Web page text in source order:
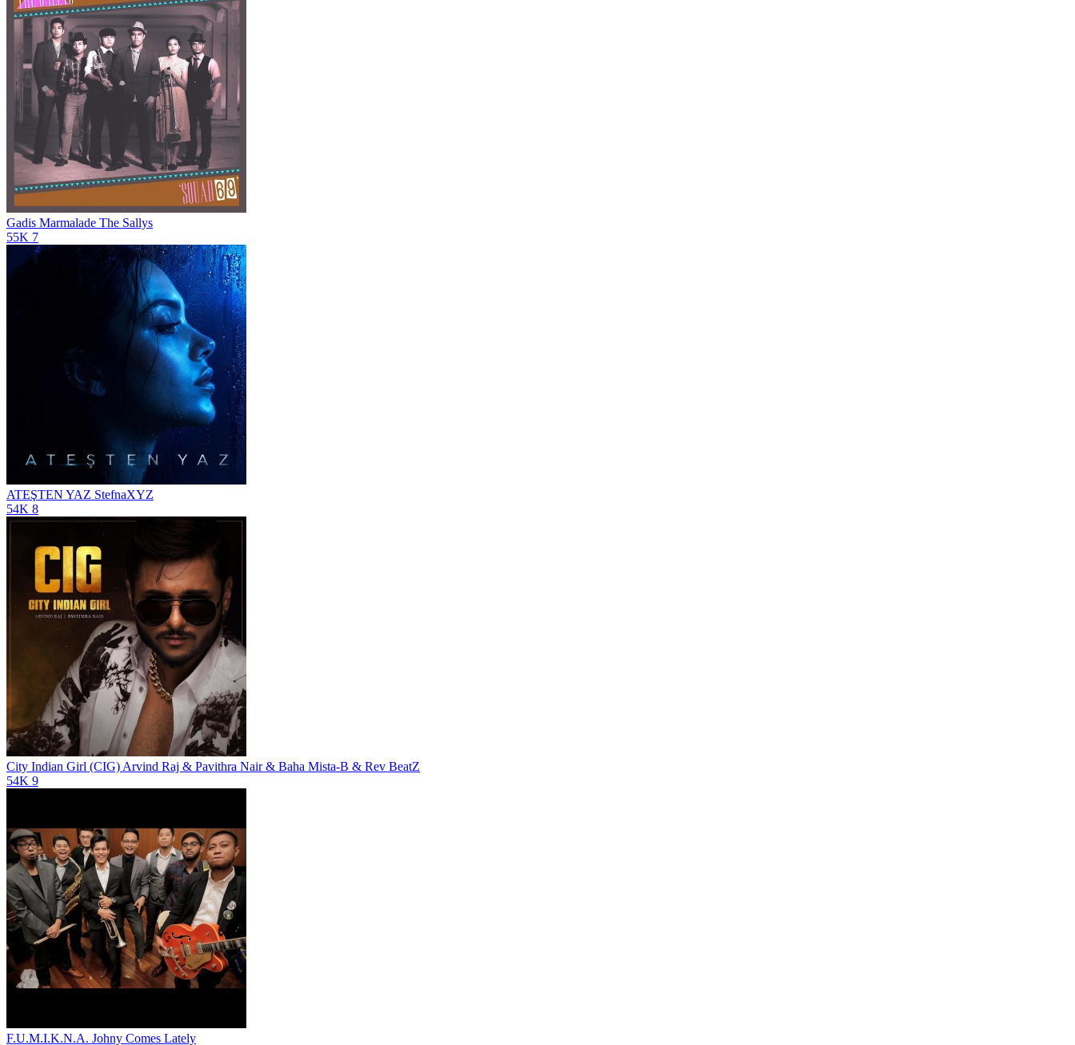
Gadis Marmalade The Sallys
55K 7
ATEŞTEN YAZ StefnaXYZ
54K 8
City Indian Girl (CIG) Arvind Raj & Pavithra Nair & Baha Mista-B & Rev BeatZ
54K 9
F.U.M.I.K.N.A. Johny Comes Lately